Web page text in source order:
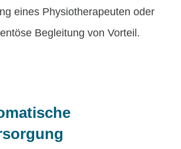
eines Physiotherapeuten oder
Begleitung von Vorteil.